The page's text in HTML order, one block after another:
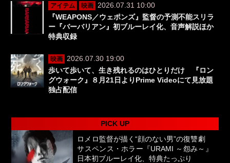
アイテム 映画
2026.07.31 10:00
『WEAPONS／ウェポンズ』監督の予測不能スリラ
ー『バーバリアン』初ブルーレイ化、音声解説ほか
特典収録
映画
2026.07.30 19:00
歩いて歩いて、生き残れるのはひとりだけ 『ロン
グウォーク』８月21日よりPrime Videoにて見放題
独占配信
PICK UP
ロメロ監督が描く“顔のない男”の復讐劇
サスペンス・ホラー『URAMI ～怨み～』
日本初ブルーレイ化、特典たっぷり